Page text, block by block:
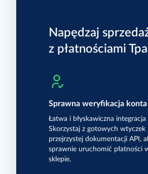
Napędzaj
z płatnościami
Sprawna weryfikacja konta
Łatwa i błyskawiczna integracja
Skorzystaj z gotowych wtyczek
przejrzystej dokumentacji API,
sprawnie uruchomić płatności
sklepie.
SMS
Telefon